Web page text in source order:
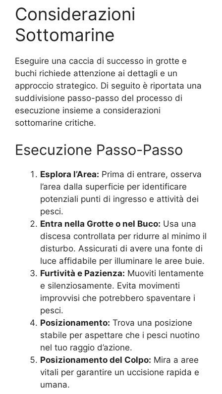
Considerazioni
Sottomarine
Eseguire una caccia di successo in grotte e
buchi richiede attenzione ai dettagli e un
approccio strategico. Di seguito è riportata una
suddivisione passo-passo del processo di
esecuzione insieme a considerazioni
sottomarine critiche.
Esecuzione Passo-Passo
Esplora l’Area: Prima di entrare, osserva
l’area dalla superficie per identificare
potenziali punti di ingresso e attività dei
pesci.
Entra nella Grotte o nel Buco: Usa una
discesa controllata per ridurre al minimo il
disturbo. Assicurati di avere una fonte di
luce affidabile per illuminare le aree buie.
Furtività e Pazienza: Muoviti lentamente
e silenziosamente. Evita movimenti
improvvisi che potrebbero spaventare i
pesci.
Posizionamento: Trova una posizione
stabile per aspettare che i pesci nuotino
nel tuo raggio d’azione.
Posizionamento del Colpo: Mira a aree
vitali per garantire un uccisione rapida e
umana.